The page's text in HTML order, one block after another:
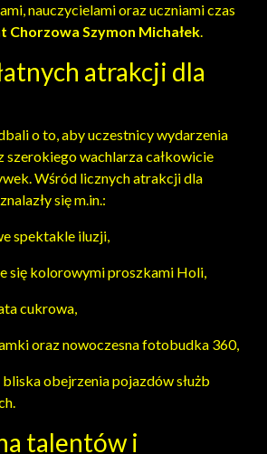
nauczycielami oraz uczniami czas
Chorzowa Szymon Michałek.
atrakcji dla
o to, aby uczestnicy wydarzenia
szerokiego wachlarza całkowicie
Wśród licznych atrakcji dla
się m.in.:
spektakle iluzji,
się kolorowymi proszkami Holi,
cukrowa,
oraz nowoczesna fotobudka 360,
obejrzenia pojazdów służb
talentów i